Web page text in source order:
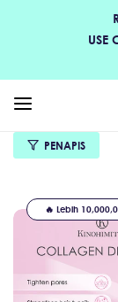
USE
PENAPIS
🔥 Lebih